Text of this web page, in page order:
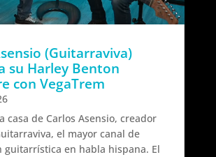
(Guitarraviva)
su Harley Benton
con VegaTrem
casa de Carlos Asensio, creador
el mayor canal de
guitarrística en habla hispana. El